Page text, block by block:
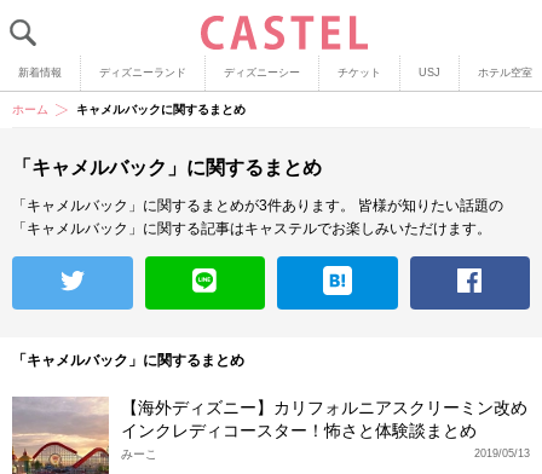
新着情報 ディズニーランド ディズニーシー チケット USJ ホテル空室
ホーム キャメルバックに関するまとめ
「キャメルバック」に関するまとめ
「キャメルバック」に関するまとめが3件あります。
皆様が知りたい話題の
「キャメルバック」に関する記事はキャステルでお楽しみいただけます。
「キャメルバック」に関するまとめ
【海外ディズニー】カリフォルニアスクリーミン改め
インクレディコースター！怖さと体験談まとめ
2019/05/13
みーこ